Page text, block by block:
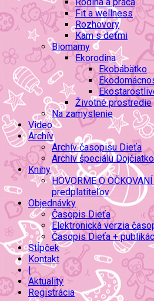
Fit a wellness
Rozhovory
Kam s deťmi
Biomamy
Ekorodina
Ekobábätko
Životné prostredie
Na zamyslenie
Video
Archív
Archív časopisu Dieťa
Archív špeciálu
Knihy
HOVORME O
predplatiteľov
Objednávky
Časopis Dieťa
Elektronická verzia
Časopis Dieťa +
Stĺpček
Kontakt
|
Aktuality
Registrácia